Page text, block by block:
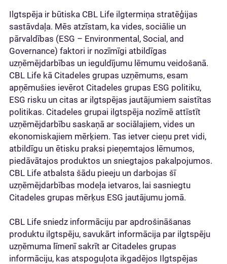
Ilgtspēja ir būtiska CBL Life ilgtermiņa stratēģijas
sastāvdaļa. Mēs atzīstam, ka vides, sociālie un
pārvaldības (ESG – Environmental, Social, and
Governance) faktori ir nozīmīgi atbildīgas
uzņēmējdarbības un ieguldījumu lēmumu veidošanā.
CBL Life kā Citadeles grupas uzņēmums, esam
apņēmušies ievērot Citadeles grupas ESG politiku,
ESG risku un citas ar ilgtspējas jautājumiem saistītas
politikas. Citadeles grupai ilgtspēja nozīmē attīstīt
uzņēmējdarbību saskaņā ar sociālajiem, vides un
ekonomiskajiem mērķiem. Tas ietver cieņu pret vidi,
atbildīgu un ētisku praksi pieņemtajos lēmumos,
piedāvātajos produktos un sniegtajos pakalpojumos.
CBL Life atbalsta šādu pieeju un darbojas šī
uzņēmējdarbības modeļa ietvaros, lai sasniegtu
Citadeles grupas mērķus ESG jautājumu jomā.
CBL Life sniedz informāciju par apdrošināšanas
produktu ilgtspēju, savukārt informācija par ilgtspēju
uzņēmuma līmenī sakrīt ar Citadeles grupas
informāciju, kas atspoguļota ikgadējos Ilgtspējas